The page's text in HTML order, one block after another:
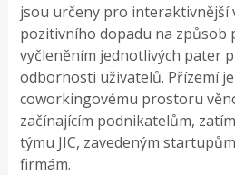
jsou určeny pro interaktivnější
pozitivního dopadu na způsob
vyčleněním jednotlivých pater
odbornosti uživatelů. Přízemí
coworkingovému prostoru
začínajícím podnikatelům,
týmu JIC, zavedeným
firmám.